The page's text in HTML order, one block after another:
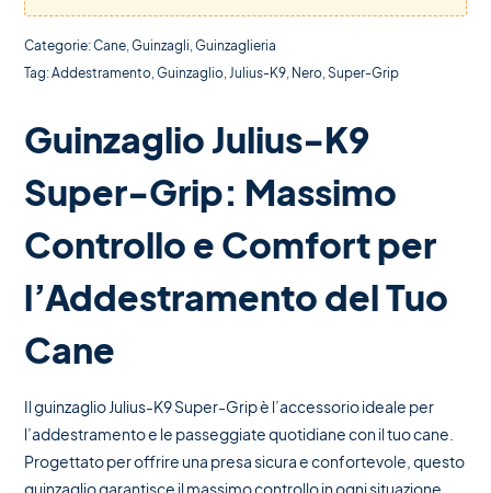
Categorie:Cane,Guinzagli,Guinzaglieria
Tag:Addestramento,Guinzaglio,Julius-K9, Nero,Super-Grip
Guinzaglio Julius-K9
Super-Grip: Massimo
Controllo e Comfort per
l’Addestramento del Tuo
Cane
Il guinzaglio Julius-K9 Super-Grip è l’accessorio ideale per
l’addestramento e le passeggiate quotidiane con il tuo cane.
Progettato per offrire una presa sicura e confortevole, questo
guinzaglio garantisce il massimo controllo in ogni situazione.